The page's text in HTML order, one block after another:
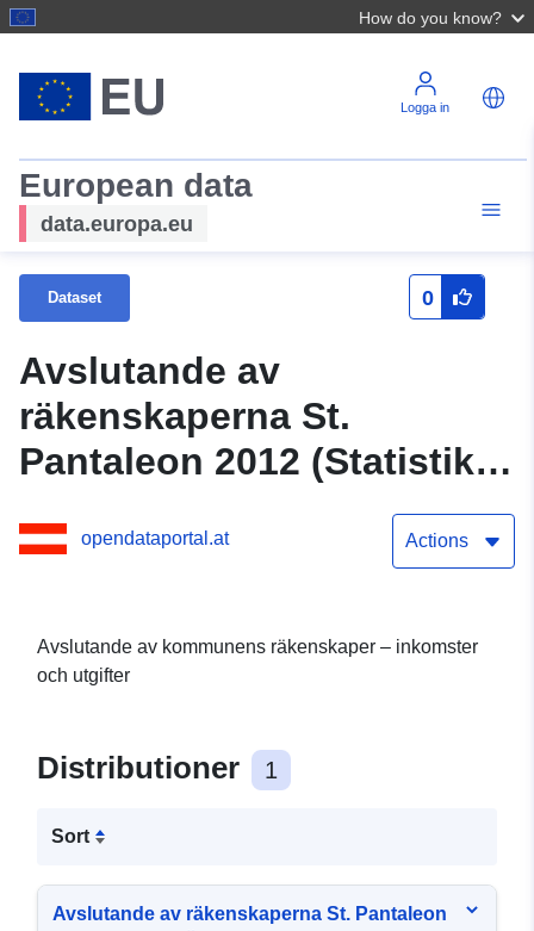
How do you know?
Logga in
European data
data.europa.eu
Dataset 0
Avslutande av
räkenskaperna St.
Pantaleon 2012 (Statistik
opendataportal.at Actions
Avslutande av kommunens räkenskaper – inkomster
och utgifter
Distributioner 1
Sort
Avslutande av räkenskaperna St. Pantaleon